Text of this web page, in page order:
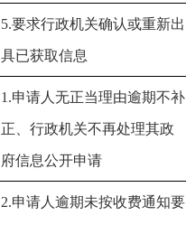
5.要求行政机关确认或重新出
具已获取信息
1.申请人无正当理由逾期不补
正、行政机关不再处理其政
府信息公开申请
2.申请人逾期未按收费通知要